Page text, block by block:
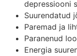
depressiooni
Suurendatud
Paremad ja
Paranenud
Energia